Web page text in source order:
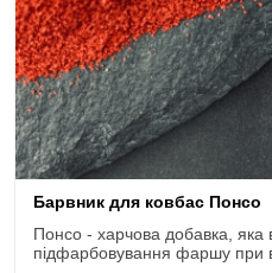
Барвник для ковбас Понсо
Понсо - харчова добавка, яка
підфарбовування фаршу при